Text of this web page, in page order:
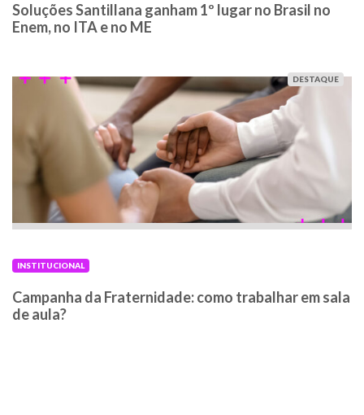
Soluções Santillana ganham 1º lugar no Brasil no
Enem, no ITA e no ME
DESTAQUE
INSTITUCIONAL
Campanha da Fraternidade: como trabalhar em sala
de aula?